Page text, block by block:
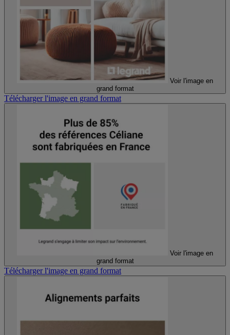
Voir l'image en
grand format
Télécharger l'image en grand format
Voir l'image en
grand format
Télécharger l'image en grand format